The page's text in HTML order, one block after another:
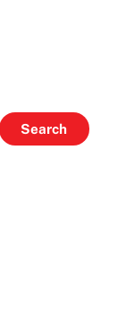
Search